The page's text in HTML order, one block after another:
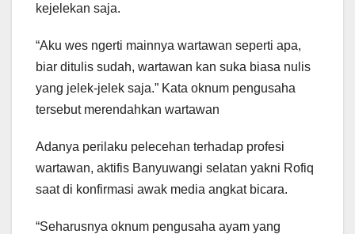
kejelekan saja.
“Aku wes ngerti mainnya wartawan seperti apa,
biar ditulis sudah, wartawan kan suka biasa nulis
yang jelek-jelek saja.” Kata oknum pengusaha
tersebut merendahkan wartawan
Adanya perilaku pelecehan terhadap profesi
wartawan, aktifis Banyuwangi selatan yakni Rofiq
saat di konfirmasi awak media angkat bicara.
“Seharusnya oknum pengusaha ayam yang